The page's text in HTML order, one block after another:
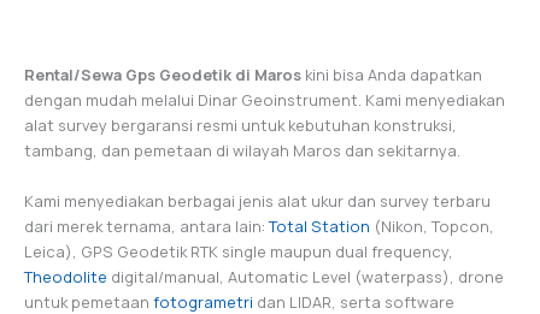
Rental/Sewa Gps Geodetik di Maros kini bisa Anda dapatkan
dengan mudah melalui Dinar Geoinstrument. Kami menyediakan
alat survey bergaransi resmi untuk kebutuhan konstruksi,
tambang, dan pemetaan di wilayah Maros dan sekitarnya.
Kami menyediakan berbagai jenis alat ukur dan survey terbaru
dari merek ternama, antara lain:Total Station (Nikon, Topcon,
Leica), GPS Geodetik RTK single maupun dual frequency,
Theodolite digital/manual, Automatic Level (waterpass), drone
untuk pemetaan fotogrametri dan LIDAR, serta software